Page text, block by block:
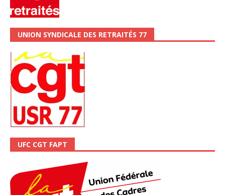
UNION SYNDICALE DES RETRAITÉS 77
UFC CGT FAPT